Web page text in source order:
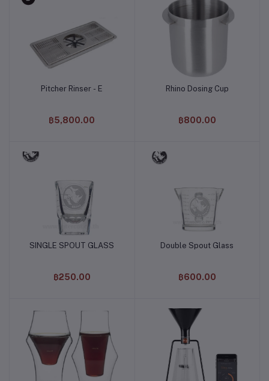
หยิบใส่ตะกร้า
Pitcher Rinser - E
฿5,800.00
หยิบใส่ตะกร้า
Rhino Dosing Cup
฿800.00
หยิบใส่ตะกร้า
SINGLE SPOUT GLASS
฿250.00
หยิบใส่ตะกร้า
Double Spout Glass
฿600.00